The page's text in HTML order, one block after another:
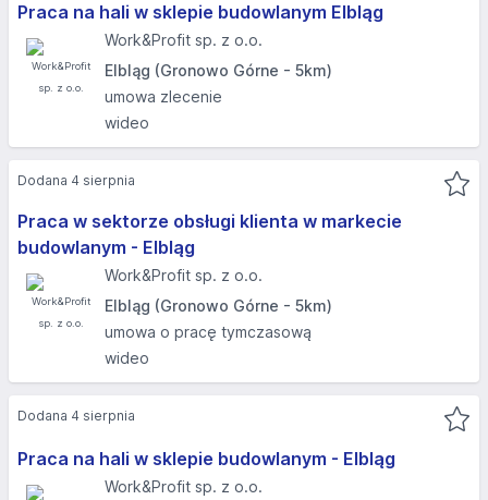
Praca na hali w sklepie budowlanym Elbląg
Work&Profit sp. z o.o.
Elbląg (Gronowo Górne - 5km)
umowa zlecenie
wideo
Praca w sektorze obsługi klienta w markecie
budowlanym - Elbląg
Work&Profit sp. z o.o.
Elbląg (Gronowo Górne - 5km)
umowa o pracę tymczasową
wideo
Dodana 4 sierpnia
Praca na hali w sklepie budowlanym - Elbląg
Work&Profit sp. z o.o.
Dodana 4 sierpnia